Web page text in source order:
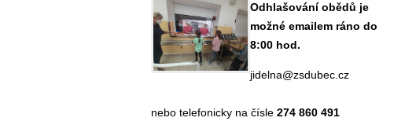
Odhlašování obědů je
možné emailem ráno do
8:00 hod.
jidelna@zsdubec.cz
nebo telefonicky na čísle 274 860 491